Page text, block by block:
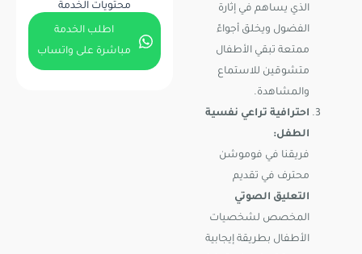
الذي يساهم في إثارة
الفضول ويخلق أجواءً
ممتعة تبقي الأطفال
متشوقين للاستماع
والمشاهدة.
احترافية تراعي نفسية
الطفل:
فريقنا في فوموشن
محترف في تقديم
التعليق الصوتي
المخصص لشخصيات
الأطفال بطريقة إيجابية
محتويات الخدمة
اطلب الخدمة
مباشرة على واتساب